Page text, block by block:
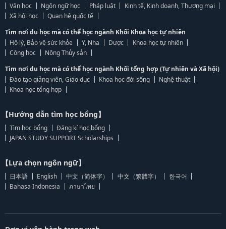
Văn học
Ngôn ngữ học Pháp luật
Kinh tế, Kinh doanh, Thương mại
Xã hội học
Quan hệ quốc tế
Tìm nơi du học mà có thể học ngành Khối Khoa học tự nhiên
Hộ lý, Bảo vệ sức khỏe
Y, Nha Dược
Khoa học tự nhiên
Công học
Nông Thủy sản
Tìm nơi du học mà có thể học ngành Khối tổng hợp (Tự nhiên và Xã hội)
Đào tạo giảng viên, Giáo dục
Khoa học đời sống
Nghệ thuật
Khoa học tổng hợp
【Hướng dẫn tìm học bổng】
Tìm học bổng
Đăng kí học bổng
JAPAN STUDY SUPPORT Scholarships
【Lựa chọn ngôn ngữ】
日本語 English 中文（简体字） 中文（繁體字）
한국어
Bahasa Indonesia
ภาษาไทย